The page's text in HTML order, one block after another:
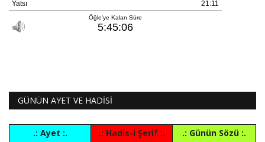
GÜNÜN AYET VE HADİSİ
.: Ayet :. .: Hadis-i Şerif :.
.: Günün Sözü :.